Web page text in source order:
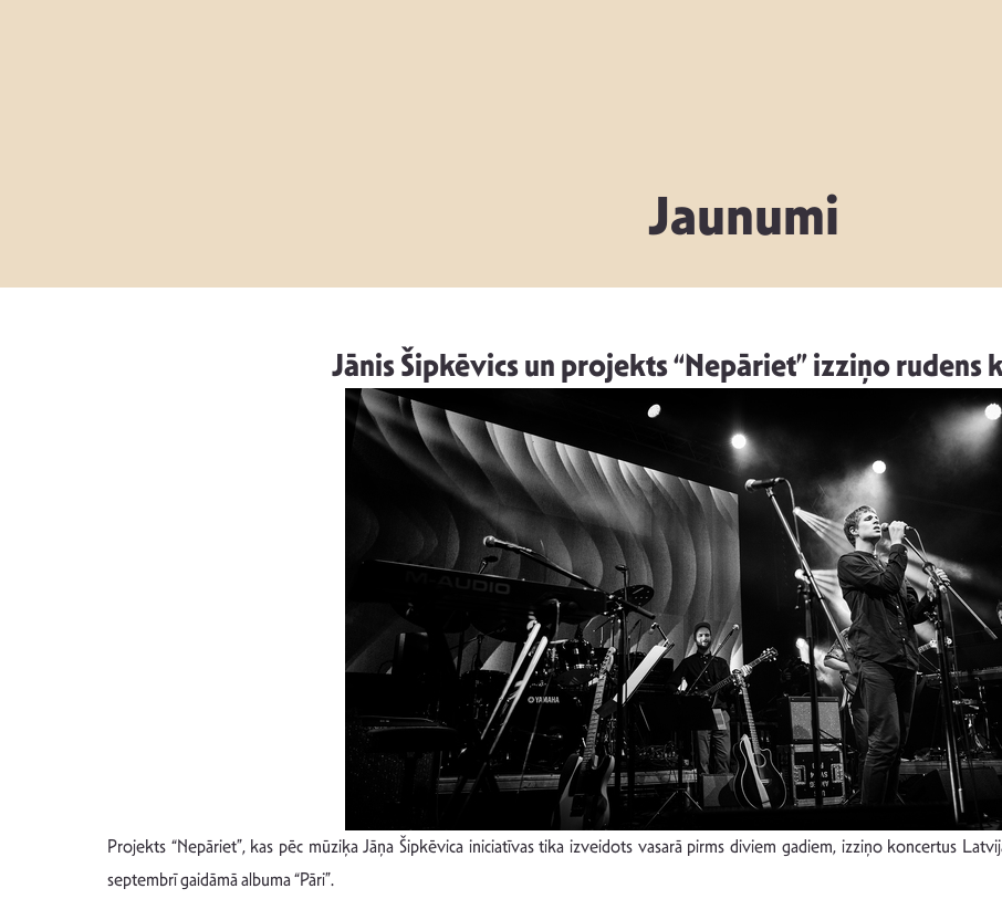
Jaunumi
Jānis Šipkēvics un projekts “Nepāriet” izziņo rudens
Projekts “Nepāriet”, kas pēc mūziķa Jāņa Šipkēvica iniciatīvas tika izveidots vasarā pirms diviem gadiem, izziņo koncertus
septembrī gaidāmā albuma “Pāri”.